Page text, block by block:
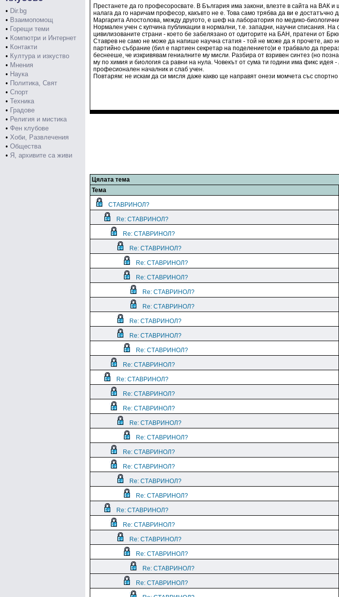
• Dir.bg
• Взаимопомощ
• Горещи теми
• Компютри и Интернет
• Контакти
• Култура и изкуство
• Мнения
• Наука
• Политика, Свят
• Спорт
• Техника
• Градове
• Религия и мистика
• Фен клубове
• Хоби, Развлечения
• Общества
• Я, архивите са живи
Престанете да го професоросвате. В България има закони, влезте в сайта на ВАК
налага да го наричам професор, какъвто не е. Това само трябва да ви е достатъчно
Маргарита Апостолова, между другото, е шеф на лаборатория по медико-
Нормален учен с купчина публикации в нормални, т.е. западни, научни списания.
цивилизованите страни - което бе забелязано от одиторите на БАН, пратени от
Ставрев не само не може да напише научна статия - той не може да я прочете, ако
партийно събрание (бил е партиен секретар на поделението)и е трабвало да
беснееше, че изкривявам гениалните му мисли. Разбира от взривен синтез (но
му по химия и биология са равни на нула. Човекът от сума ти години има фикс
професионален началник и слаб учен.
Повтарям: не искам да си мисля даже какво ще направят онези момчета със
Цялата тема
Тема
СТАВРИНОЛ?
Re: СТАВРИНОЛ?
Re: СТАВРИНОЛ?
Re: СТАВРИНОЛ?
Re: СТАВРИНОЛ?
Re: СТАВРИНОЛ?
Re: СТАВРИНОЛ?
Re: СТАВРИНОЛ?
Re: СТАВРИНОЛ?
Re: СТАВРИНОЛ?
Re: СТАВРИНОЛ?
Re: СТАВРИНОЛ?
Re: СТАВРИНОЛ?
Re: СТАВРИНОЛ?
Re: СТАВРИНОЛ?
Re: СТАВРИНОЛ?
Re: СТАВРИНОЛ?
Re: СТАВРИНОЛ?
Re: СТАВРИНОЛ?
Re: СТАВРИНОЛ?
Re: СТАВРИНОЛ?
Re: СТАВРИНОЛ?
Re: СТАВРИНОЛ?
Re: СТАВРИНОЛ?
Re: СТАВРИНОЛ?
Re: СТАВРИНОЛ?
Re: СТАВРИНОЛ?